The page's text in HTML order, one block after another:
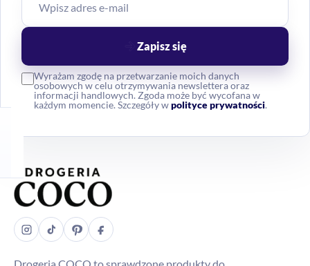
Wyrażam zgodę na przetwarzanie moich danych
osobowych w celu otrzymywania newslettera oraz
informacji handlowych. Zgoda może być wycofana w
każdym momencie. Szczegóły wpolityce prywatności.
Zapisz się